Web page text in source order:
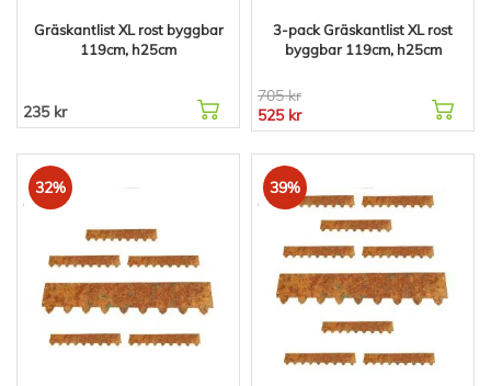
Gräskantlist XL rost byggbar
119cm, h25cm
235 kr
3-pack Gräskantlist XL rost
byggbar 119cm, h25cm
705 kr
525 kr
32% 39%